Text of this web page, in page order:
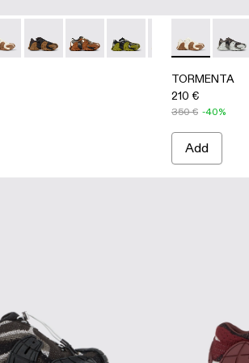
028 - GRAY-BLACK
- A500013-027 - BURGUNDY-BLACK
- A500013-026 - WHITE-BROWN
TORMENTA - A500013-025 - BLACK-
TORMENTA - A500013-021
TORMENTA -TORMENTA -
TORMENTA
210 €
350 € -40%
Add